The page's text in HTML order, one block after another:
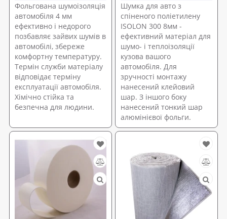
Фольгована шумоізоляція
автомобіля 4 мм
ефективно і недорого
позбавляє зайвих шумів в
автомобілі, збереже
комфортну температуру.
Термін служби матеріалу
відповідає терміну
експлуатації автомобіля.
Хімічно стійка та
безпечна для людини.
Шумка для авто з
спіненого поліетилену
ISOLON 300 8мм -
ефективний матеріал для
шумо- і теплоізоляції
кузова вашого
автомобіля. Для
зручності монтажу
нанесений клейовий
шар. З іншого боку
нанесений тонкий шар
алюмінієвої фольги.